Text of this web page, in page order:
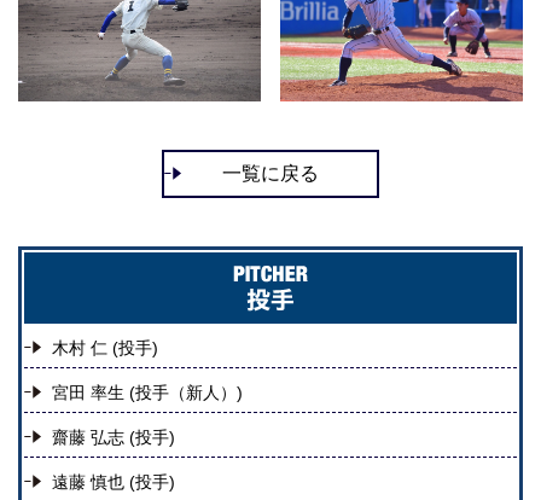
一覧に戻る
木村 仁 (投手)
宮田 率生 (投手 （新人） )
齋藤 弘志 (投手)
遠藤 慎也 (投手)